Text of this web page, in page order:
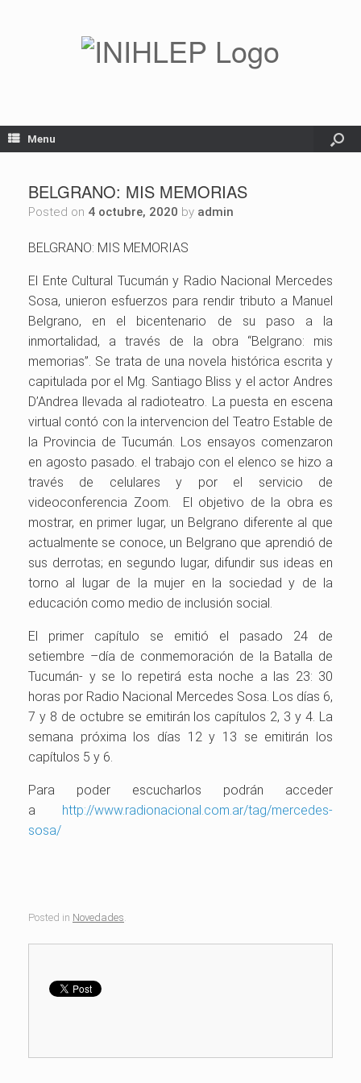
Menu
BELGRANO: MIS MEMORIAS
Posted on 4 octubre, 2020 by admin
BELGRANO: MIS MEMORIAS
El Ente Cultural Tucumán y Radio Nacional Mercedes
Sosa, unieron esfuerzos para rendir tributo a Manuel
Belgrano, en el bicentenario de su paso a la
inmortalidad, a través de la obra “Belgrano: mis
memorias”. Se trata de una novela histórica escrita y
capitulada por el Mg. Santiago Bliss y el actor Andres
D’Andrea llevada al radioteatro. La puesta en escena
virtual contó con la intervencion del Teatro Estable de
la Provincia de Tucumán. Los ensayos comenzaron
en agosto pasado. el trabajo con el elenco se hizo a
través de celulares y por el servicio de
videoconferencia Zoom. El objetivo de la obra es
mostrar, en primer lugar, un Belgrano diferente al que
actualmente se conoce, un Belgrano que aprendió de
sus derrotas; en segundo lugar, difundir sus ideas en
torno al lugar de la mujer en la sociedad y de la
educación como medio de inclusión social.
El primer capítulo se emitió el pasado 24 de
setiembre –día de conmemoración de la Batalla de
Tucumán- y se lo repetirá esta noche a las 23: 30
horas por Radio Nacional Mercedes Sosa. Los días 6,
7 y 8 de octubre se emitirán los capítulos 2, 3 y 4. La
semana próxima los días 12 y 13 se emitirán los
capítulos 5 y 6.
Para poder escucharlos podrán acceder
a http://www.radionacional.com.ar/tag/mercedes-
sosa/
Posted in Novedades